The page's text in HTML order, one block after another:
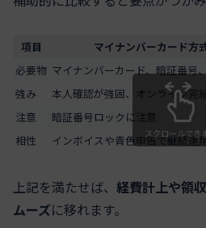
項目 マイナンバーカード方
必要物 マイナンバーカード、暗証番号
強み
本人確認が強固、オンライン完
注意
暗証番号ロックに注意
相性
インボイスや青色申告で継続運
スクロールでき
上記を満たせば、 経費計上や領
ムーズに移れます。